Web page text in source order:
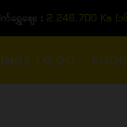
း :3,770,000 - ပြင်ပပေါက်
TO DO